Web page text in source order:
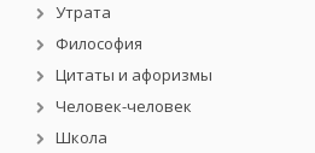
Утрата
Философия
Цитаты и афоризмы
Человек-человек
Школа